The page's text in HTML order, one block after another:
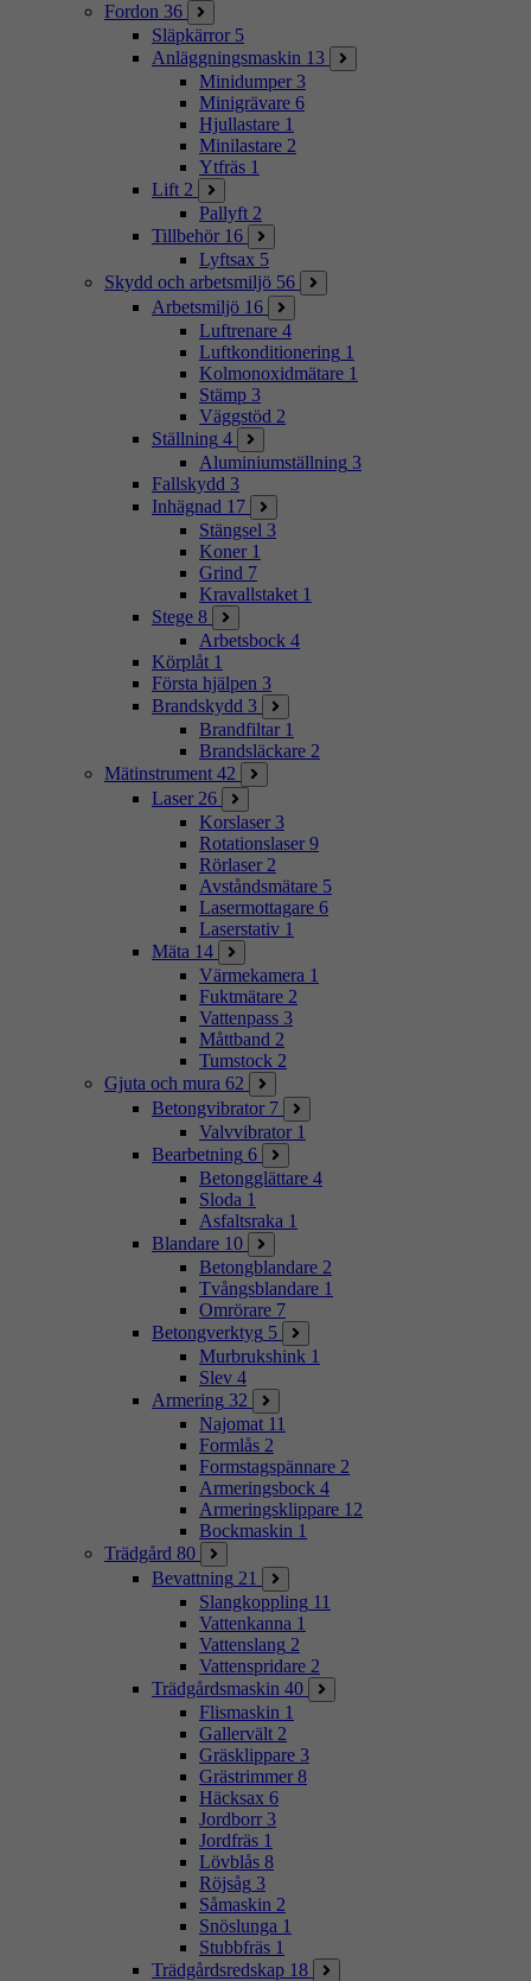
Fordon 36
Släpkärror 5
Anläggningsmaskin 13
Minidumper 3
Minigrävare 6
Hjullastare 1
Minilastare 2
Ytfräs 1
Lift 2
Pallyft 2
Tillbehör 16
Lyftsax 5
Skydd och arbetsmiljö 56
Arbetsmiljö 16
Luftrenare 4
Luftkonditionering 1
Kolmonoxidmätare 1
Stämp 3
Väggstöd 2
Ställning 4
Aluminiumställning 3
Fallskydd 3
Inhägnad 17
Stängsel 3
Koner 1
Grind 7
Kravallstaket 1
Stege 8
Arbetsbock 4
Körplåt 1
Första hjälpen 3
Brandskydd 3
Brandfiltar 1
Brandsläckare 2
Mätinstrument 42
Laser 26
Korslaser 3
Rotationslaser 9
Rörlaser 2
Avståndsmätare 5
Lasermottagare 6
Laserstativ 1
Mäta 14
Värmekamera 1
Fuktmätare 2
Vattenpass 3
Måttband 2
Tumstock 2
Gjuta och mura 62
Betongvibrator 7
Valvvibrator 1
Bearbetning 6
Betongglättare 4
Sloda 1
Asfaltsraka 1
Blandare 10
Betongblandare 2
Tvångsblandare 1
Omrörare 7
Betongverktyg 5
Murbrukshink 1
Slev 4
Armering 32
Najomat 11
Formlås 2
Formstagspännare 2
Armeringsbock 4
Armeringsklippare 12
Bockmaskin 1
Trädgård 80
Bevattning 21
Slangkoppling 11
Vattenkanna 1
Vattenslang 2
Vattenspridare 2
Trädgårdsmaskin 40
Flismaskin 1
Gallervält 2
Gräsklippare 3
Grästrimmer 8
Häcksax 6
Jordborr 3
Jordfräs 1
Lövblås 8
Röjsåg 3
Såmaskin 2
Snöslunga 1
Stubbfräs 1
Trädgårdsredskap 18